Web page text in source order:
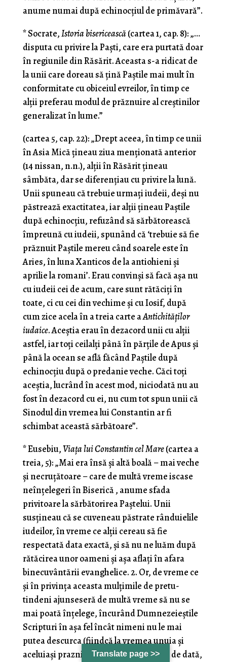
anume numai după echinocțiul de primăvară”.
*Socrate,Istoria bisericească (cartea 1, cap. 8): „…
disputa cu privire la Paști, care era purtată doar
în regiunile din Răsărit. Aceasta s-a ridicat de
la unii care doreau să țină Paștile mai mult în
conformitate cu obiceiul evreilor, în timp ce
alții preferau modul de prăznuire al creștinilor
generalizat în lume.”
(cartea 5, cap. 22): „Drept aceea, în timp ce unii
în Asia Mică țineau ziua menționată anterior
(14 nissan, n.n.), alții în Răsărit țineau
sâmbăta, dar se diferențiau cu privire la lună.
Unii spuneau că trebuie urmați iudeii, deși nu
păstrează exactitatea, iar alții țineau Paștile
după echinocțiu, refuzând să sărbătorească
împreună cu iudeii, spunând că ‘trebuie să fie
prăznuit Paștile mereu când soarele este în
Aries, în luna Xanticos de la antiohieni și
aprilie la romani’. Erau convinși să facă așa nu
cu iudeii cei de acum, care sunt rătăciți în
toate, ci cu cei din vechime și cu Iosif, după
cum zice acela în a treia carte aAntichităților
iudaice. Aceștia erau în dezacord unii cu alții
astfel, iar toți ceilalți până în părțile de Apus și
până la ocean se află făcând Paștile după
echinocțiu după o predanie veche. Căci toți
aceștia, lucrând în acest mod, niciodată nu au
fost în dezacord cu ei, nu cum tot spun unii că
Sinodul din vremea lui Constantin ar fi
schimbat această sărbătoare”.
*Eusebiu,Viața lui Constantin cel Mare(cartea a
treia, 5): „Mai era însă şi altă boală – mai veche
şi necruţătoare – care de multă vreme iscase
neînţelegeri în Biserică , anume sfada
privitoare la sărbătorirea Paştelui. Unii
susţineau că se cuveneau păstrate rânduielile
iudeilor, în vreme ce alţii cereau să fie
respectată data exactă, şi să nu ne luăm după
rătăcirea unor oameni şi aşa aflaţi în afara
binecuvântării evanghelice. 2. Or, de vreme ce
şi în privinţa aceasta mulţimile de pretu­
tindeni ajunseseră de multă vreme să nu se
mai poată înţelege, încurând Dumnezeieştile
Scripturi în aşa fel încât nimeni nu le mai
putea descurca (fiindcă la vremea unuia şi
aceluiaşi praznic, datorită deosebirilor de dată,
Translate page >>